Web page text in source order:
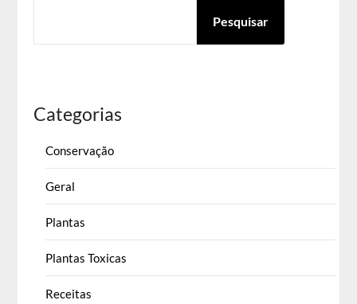
Pesquisar
Categorias
Conservação
Geral
Plantas
Plantas Toxicas
Receitas